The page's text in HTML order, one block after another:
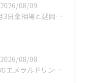
2026/08/09
8月3日金相場と延岡市の貴金属・ブランド品査定
2026/08/08
金のエメラルドリングをお買取りさせていただきました。